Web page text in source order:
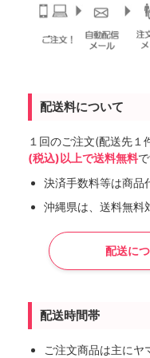
配送料について
１回のご注文(配送先１
(税込)以上で送料無料
決済手数料等は商品
沖縄県は、送料無料
配送に
配送時間帯
ご注文商品は主にヤ